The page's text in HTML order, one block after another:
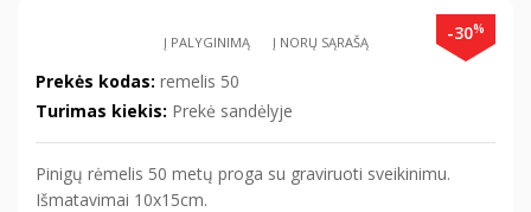
-30%
Į PALYGINIMĄ Į NORŲ SĄRAŠĄ
Prekės kodas: remelis 50
Turimas kiekis: Prekė sandėlyje
Pinigų rėmelis 50 metų proga su graviruoti sveikinimu.
Išmatavimai 10x15cm.